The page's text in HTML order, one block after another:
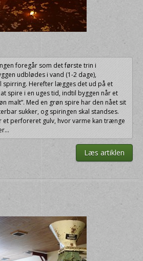
foregår som det første trin i
udblødes i vand (1-2 dage),
spirring. Herefter lægges det ud på et
spire i en uges tid, indtil byggen når et
malt”. Med en grøn spire har den nået sit
sukker, og spiringen skal standses.
et perforeret gulv, hvor varme kan trænge
Læs artiklen